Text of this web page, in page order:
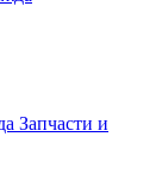
Запчасти и